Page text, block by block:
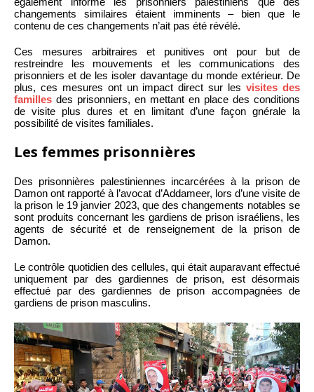
changements similaires étaient imminents – bien que le
contenu de ces changements n’ait pas été révélé.
Ces mesures arbitraires et punitives ont pour but de
restreindre les mouvements et les communications des
prisonniers et de les isoler davantage du monde extérieur. De
plus, ces mesures ont un impact direct sur lesvisites des
familles des prisonniers, en mettant en place des conditions
de visite plus dures et en limitant d’une façon gnérale la
possibilité de visites familiales.
Les femmes prisonnières
Des prisonnières palestiniennes incarcérées à la prison de
Damon ont rapporté à l’avocat d’Addameer, lors d’une visite de
la prison le 19 janvier 2023, que des changements notables se
sont produits concernant les gardiens de prison israéliens, les
agents de sécurité et de renseignement de la prison de
Damon.
Le contrôle quotidien des cellules, qui était auparavant effectué
uniquement par des gardiennes de prison, est désormais
effectué par des gardiennes de prison accompagnées de
gardiens de prison masculins.